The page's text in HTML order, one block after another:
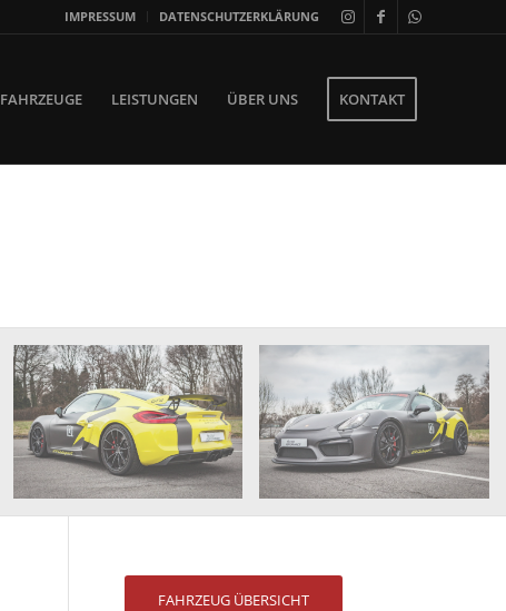
IMPRESSUM DATENSCHUTZERKLÄRUNG
FAHRZEUGE LEISTUNGEN ÜBER UNS KONTAKT
FAHRZEUG ÜBERSICHT